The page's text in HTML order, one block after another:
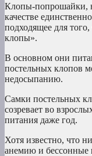
Клопы-попрошайки,
качестве
подходящее для
клопы».
В основном они
постельных клопов
недосыпанию.
Самки постельных
созревает во
питания даже год.
Хотя известно, что
анемию и бессонные